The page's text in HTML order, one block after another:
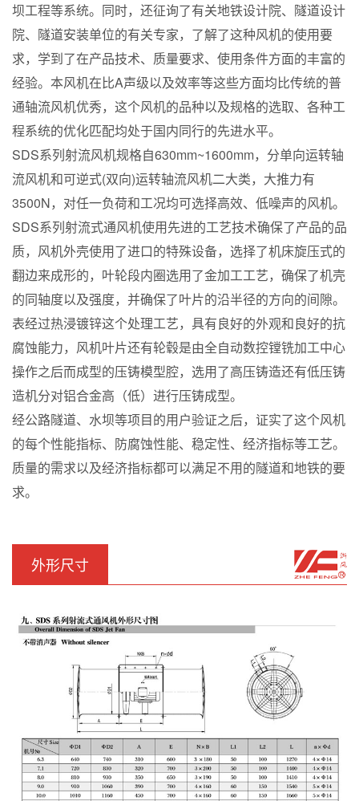
坝工程等系统。同时，还征询了有关地铁设计院、隧道设计
院、隧道安装单位的有关专家，了解了这种风机的使用要
求，学到了在产品技术、质量要求、使用条件方面的丰富的
经验。本风机在比A声级以及效率等这些方面均比传统的普
通轴流风机优秀，这个风机的品种以及规格的选取、各种工
程系统的优化匹配均处于国内同行的先进水平。
SDS系列射流风机规格自630mm~1600mm，分单向运转轴
流风机和可逆式(双向)运转轴流风机二大类，大推力有
3500N，对任一负荷和工况均可选择高效、低噪声的风机。
SDS系列射流式通风机使用先进的工艺技术确保了产品的品
质，风机外壳使用了进口的特殊设备，选择了机床旋压式的
翻边来成形的，叶轮段内圈选用了金加工工艺，确保了机壳
的同轴度以及强度，并确保了叶片的沿半径的方向的间隙。
表经过热浸镀锌这个处理工艺，具有良好的外观和良好的抗
腐蚀能力，风机叶片还有轮毂是由全自动数控镗铣加工中心
操作之后而成型的压铸模型腔，选用了高压铸造还有低压铸
造机分对铝合金高（低）进行压铸成型。
经公路隧道、水坝等项目的用户验证之后，证实了这个风机
的每个性能指标、防腐蚀性能、稳定性、经济指标等工艺。
质量的需求以及经济指标都可以满足不用的隧道和地铁的要
求。
外形尺寸